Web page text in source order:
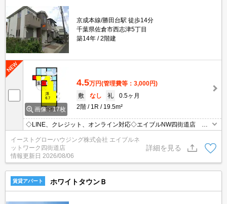
京成本線/勝田台駅 徒歩14分
千葉県佐倉市西志津5丁目
築14年
2階建
画像：17枚
4.5万円(管理費等：3,000円)
敷
なし 礼
0.5ヶ月
2階
1R 19.5m²
◇LINE、クレジット、オンライン対応◇エイブルNW四街道店 全
室角部屋。追焚給湯。浴室乾燥機付。洗髪洗面化粧台付き。TVイン
ターホン付き。
イーストグローハウジング株式会社 エイブルネ
ットワーク四街道店
情報更新日 2026/08/06
詳細を見る
賃貸アパート ホワイトタウンＢ